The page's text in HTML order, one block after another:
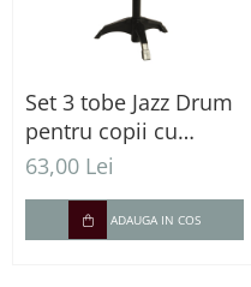
Set 3 tobe Jazz Drum
pentru copii cu
scaun, cinel și bețe
63,00 Lei
ADAUGA IN COS